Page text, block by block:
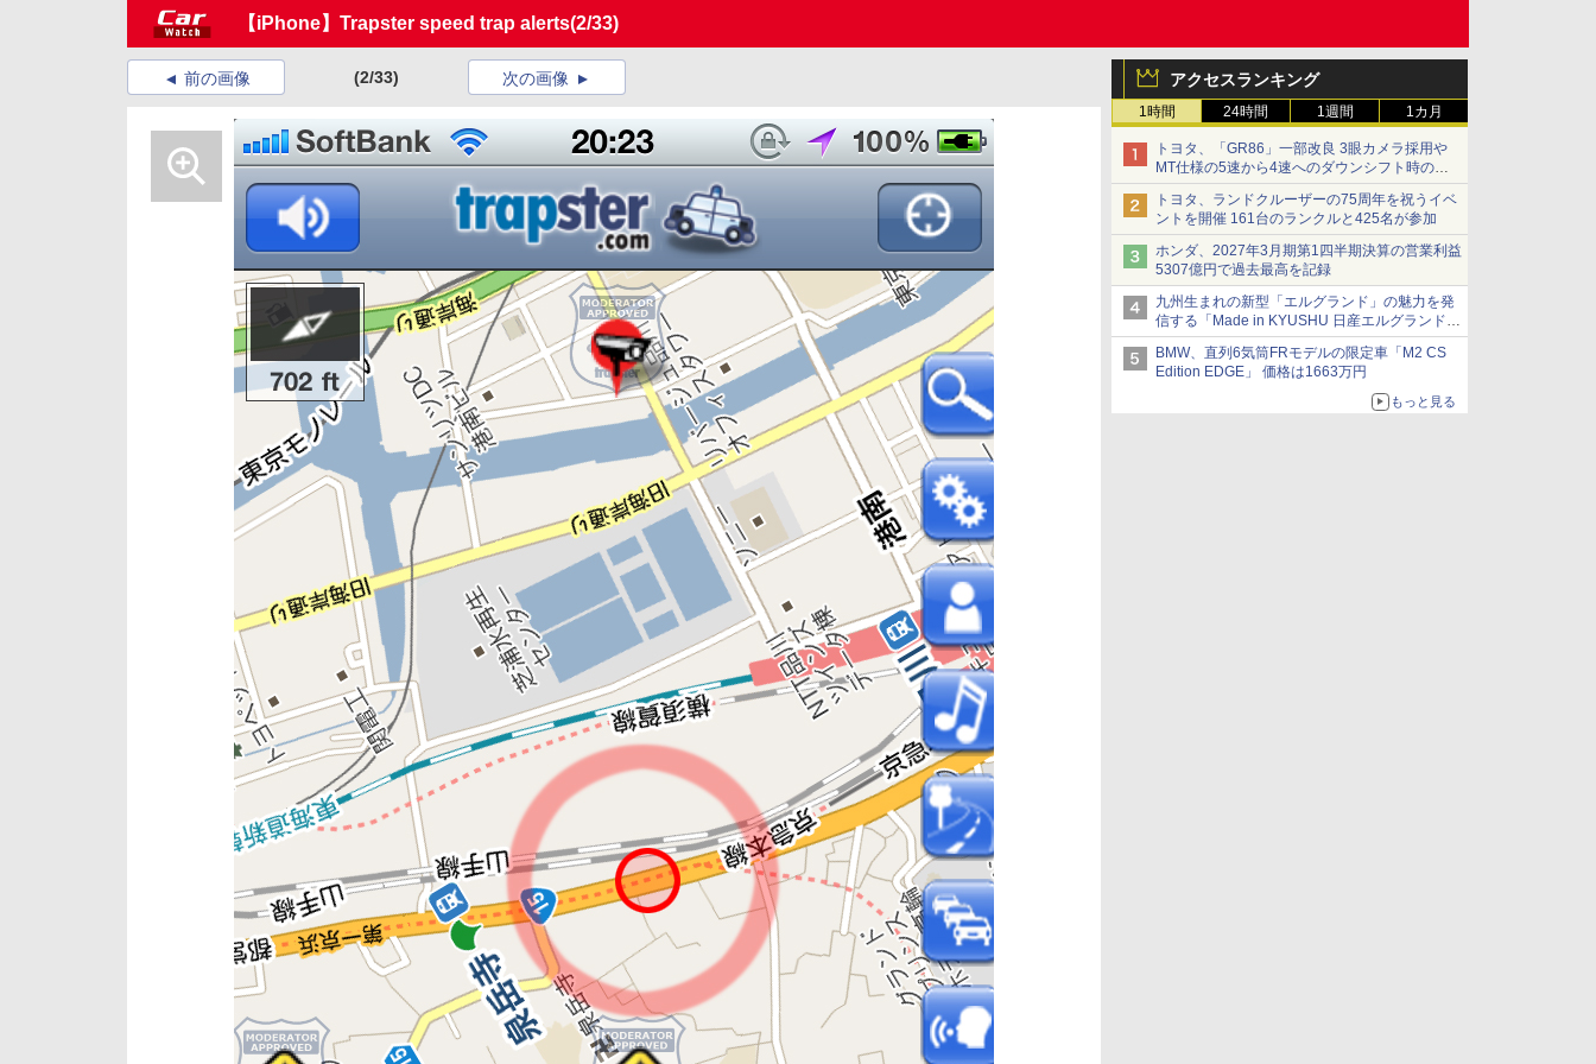
【iPhone】Trapster speed trap alerts(2/33)
アクセスランキング
1時間 24時間 1週間 1カ月
トヨタ、「GR86」一部改良 3眼カメラ採用や
MT仕様の5速から4速へのダウンシフト時の操
作性向上など
トヨタ、ランドクルーザーの75周年を祝うイベ
ントを開催 161台のランクルと425名が参加
ホンダ、2027年3月期第1四半期決算の営業利益
5307億円で過去最高を記録
九州生まれの新型「エルグランド」の魅力を発
信する「Made in KYUSHU 日産エルグランドデ
ー」8月14日開催
BMW、直列6気筒FRモデルの限定車「M2 CS
Edition EDGE」 価格は1663万円
もっと見る
前の画像 (2/33) 次の画像